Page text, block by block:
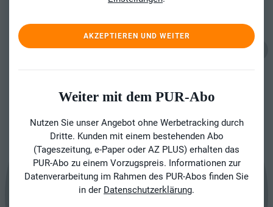
AKZEPTIEREN UND WEITER
Weiter mit dem PUR-Abo
Nutzen Sie unser Angebot ohne Werbetracking durch
Dritte. Kunden mit einem bestehenden Abo
(Tageszeitung, e-Paper oder AZ PLUS) erhalten das
PUR-Abo zu einem Vorzugspreis. Informationen zur
Datenverarbeitung im Rahmen des PUR-Abos finden Sie
in der Datenschutzerklärung.